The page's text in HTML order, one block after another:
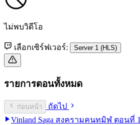
ไม่พบวิดีโอ
เลือกเซิร์ฟเวอร์: Server 1 (HLS)
รายการตอนทั้งหมด
ก่อนหน้า
ถัดไป
Vinland Saga สงครามคนทมิฬ ตอนที่ 1